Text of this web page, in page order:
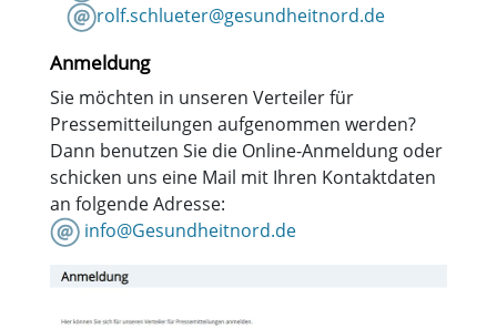
rolf.schlueter@gesundheitnord.de
Anmeldung
Sie möchten in unseren Verteiler für
Pressemitteilungen aufgenommen werden?
Dann benutzen Sie die Online-Anmeldung oder
schicken uns eine Mail mit Ihren Kontaktdaten
an folgende Adresse:
info@Gesundheitnord.de